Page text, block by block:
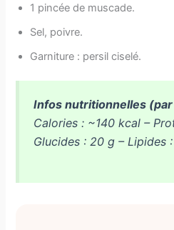
1 pincée de muscade.
Sel, poivre.
Garniture : persil ciselé.
Infos nutritionnelles
Calories : ~140 kcal –
Glucides : 20 g – Lipides